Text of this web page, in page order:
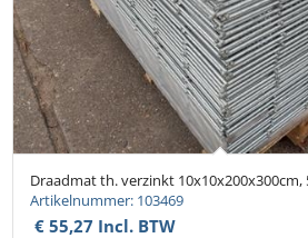
Draadmat th. verzinkt 10x10x200x300cm,
Artikelnummer: 103469
€ 55,27 Incl. BTW